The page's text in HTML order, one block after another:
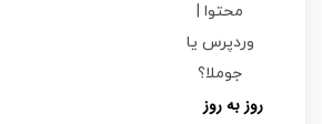
محتوا |
وردپرس یا
جوملا؟
روز به روز